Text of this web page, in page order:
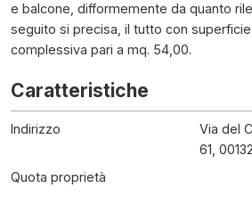
e balcone, difformemente da quanto
seguito si precisa, il tutto con
complessiva pari a mq. 54,00.
Caratteristiche
Indirizzo
Via del
61,
Quota proprietà